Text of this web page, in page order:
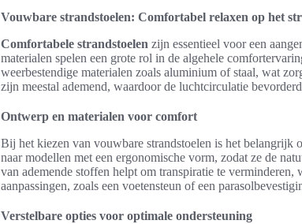
Vouwbare strandstoelen: Comfortabel relaxen op het
Comfortabele strandstoelen zijn essentieel voor een
materialen spelen een grote rol in de algehele
weerbestendige materialen zoals aluminium of staal, wat
zijn meestal ademend, waardoor de luchtcirculatie
Ontwerp en materialen voor comfort
Bij het kiezen van vouwbare strandstoelen is het belangrijk
naar modellen met een ergonomische vorm, zodat ze de
van ademende stoffen helpt om transpiratie te
aanpassingen, zoals een voetensteun of een
Verstelbare opties voor optimale ondersteuning